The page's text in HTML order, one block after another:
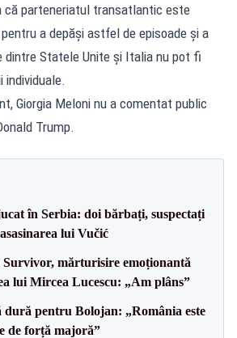
că parteneriatul transatlantic este
a depăși astfel de episoade și a
dintre Statele Unite și Italia nu pot fi
Giorgia Meloni nu a comentat public
Trump.
în Serbia: doi bărbați, suspectați
lui Vučić
Survivor, mărturisire emoționantă
lui Mircea Lucescu: „Am plâns”
dură pentru Bolojan: „România este
de forță majoră”